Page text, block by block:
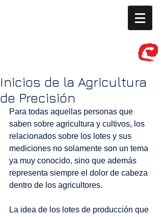
Inicios de la Agricultura
de Precisión
Para todas aquellas personas que
saben sobre agricultura y cultivos, los
relacionados sobre los lotes y sus
mediciones no solamente son un tema
ya muy conocido, sino que además
representa siempre el dolor de cabeza
dentro de los agricultores.
La idea de los lotes de producción que